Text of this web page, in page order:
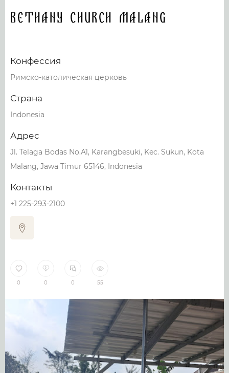
Bethany Church Malang
Конфессия
Римско-католическая церковь
Страна
Indonesia
Адрес
Jl. Telaga Bodas No.A1, Karangbesuki, Kec. Sukun, Kota
Malang, Jawa Timur 65146, Indonesia
Контакты
+1 225-293-2100
0 0 0 55